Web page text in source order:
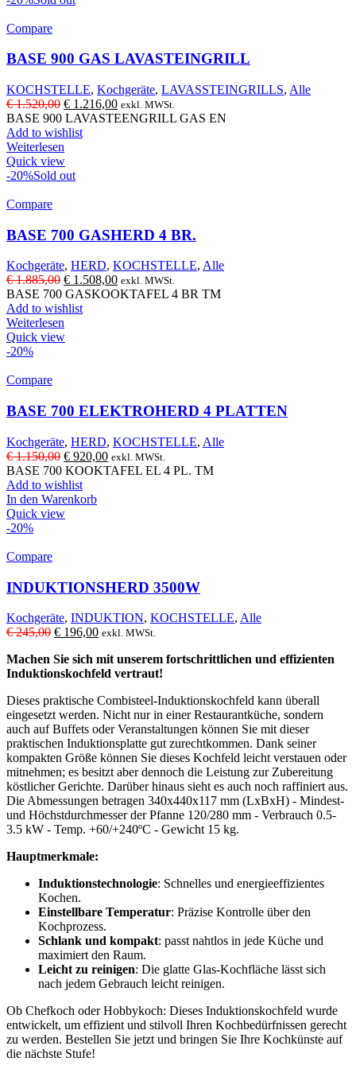
Compare
BASE 900 GAS LAVASTEINGRILL
KOCHSTELLE, Kochgeräte, LAVASSTEINGRILLS, Alle
€1.520,00 Ursprünglicher
Preis
war:
€ 1.520,00
€ 1.216,00Aktueller
Preis
exkl. MWSt.
BASE 900 LAVASTEENGRILL GAS EN
Add to wishlist
Weiterlesen
Quick view
-20%Sold out
Compare
BASE 700 GASHERD 4 BR.
Kochgeräte, HERD, KOCHSTELLE, Alle
€1.885,00 Ursprünglicher
Preis
war:
€ 1.885,00
€ 1.508,00Aktueller
Preis
exkl. MWSt.
BASE 700 GASKOOKTAFEL 4 BR TM
Add to wishlist
Weiterlesen
Quick view
-20%
Compare
BASE 700 ELEKTROHERD 4 PLATTEN
Kochgeräte, HERD, KOCHSTELLE, Alle
€1.150,00 Ursprünglicher
Preis
war:
€ 1.150,00
€ 920,00Aktueller
Preis
exkl. MWSt.
BASE 700 KOOKTAFEL EL 4 PL. TM
Add to wishlist
In den Warenkorb
Quick view
-20%
Compare
INDUKTIONSHERD 3500W
Kochgeräte, INDUKTION, KOCHSTELLE, Alle
€245,00 Ursprünglicher
war:
€ 245,00
€ 196,00Aktueller
ist:
€ 196,00.
exkl. MWSt.
Machen Sie sich mit unserem fortschrittlichen und effizienten
Induktionskochfeld vertraut!
Dieses praktische Combisteel-Induktionskochfeld kann überall
eingesetzt werden. Nicht nur in einer Restaurantküche, sondern
auch auf Buffets oder Veranstaltungen können Sie mit dieser
praktischen Induktionsplatte gut zurechtkommen. Dank seiner
kompakten Größe können Sie dieses Kochfeld leicht verstauen oder
mitnehmen; es besitzt aber dennoch die Leistung zur Zubereitung
köstlicher Gerichte. Darüber hinaus sieht es auch noch raffiniert aus.
Die Abmessungen betragen 340x440x117 mm (LxBxH) - Mindest-
und Höchstdurchmesser der Pfanne 120/280 mm - Verbrauch 0.5-
3.5 kW - Temp. +60/+240ºC - Gewicht 15 kg.
Hauptmerkmale:
Induktionstechnologie: Schnelles und energieeffizientes
Kochen.
Einstellbare Temperatur: Präzise Kontrolle über den
Kochprozess.
Schlank und kompakt: passt nahtlos in jede Küche und
maximiert den Raum.
Leicht zu reinigen: Die glatte Glas-Kochfläche lässt sich
nach jedem Gebrauch leicht reinigen.
Ob Chefkoch oder Hobbykoch: Dieses Induktionskochfeld wurde
entwickelt, um effizient und stilvoll Ihren Kochbedürfnissen gerecht
zu werden. Bestellen Sie jetzt und bringen Sie Ihre Kochkünste auf
die nächste Stufe!